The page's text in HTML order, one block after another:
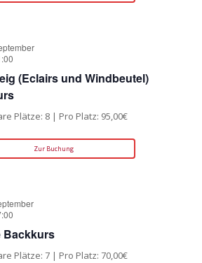
(Eclairs und Windbeutel)
Plätze: 8 | Pro Platz: 95,00€
Zur Buchung
Backkurs
Plätze: 7 | Pro Platz: 70,00€